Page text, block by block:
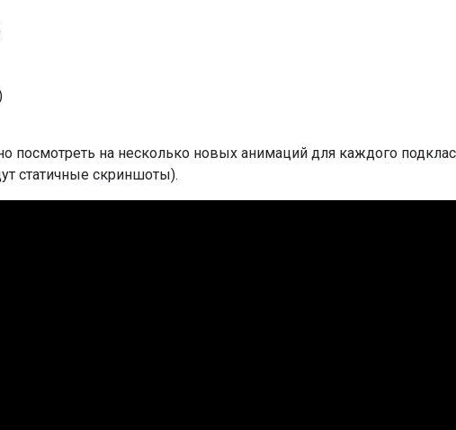
посмотреть на несколько новых анимаций для каждого
статичные скриншоты).